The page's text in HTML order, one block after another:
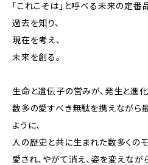
「これこそは」と呼べる未来の定番
過去を知り、
現在を考え、
未来を創る。
生命と遺伝子の営みが、発生と進化
数多の愛すべき無駄を携えながら
ように、
人の歴史と共に生まれた数多くの
愛され、やがて消え、姿を変えなが